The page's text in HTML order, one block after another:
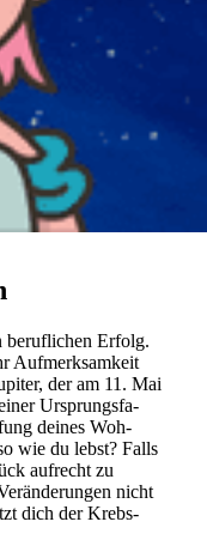
beruf­li­chen Erfolg.
Auf­merk­sam­keit
der am 11. Mai
Ursprungs­fa­
deines Woh­
wie du lebst? Falls
auf­recht zu
nicht
dich der Krebs-